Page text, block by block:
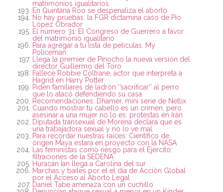
matrimonios igualitarios
En Quintana Roo se despenaliza el aborto
No hay pruebas: la FGR dictamina caso de Pío
López Obrador
El número 31: El Congreso de Guerrero a favor
del matrimonio igualitario
Para agregar a tu lista de películas: My
Policeman
Llega la premier de Pinocho la nueva versión del
director Guillermo del Toro
Fallece Robbie Coltrane, actor que interpreta a
Hagrid en Harry Potter
Piden familiares de ladrón ‘’sacrificar’’ al perro
que lo atacó defendiendo su casa
Recomendaciones: Dhamer, mini serie de Netlix
Cuando mostrar tu cabello es un crimen, pero
asesinar a una mujer no lo es: protestas en Irán
Diputada transexual de Morena declara que es
una trabajadora sexual y no lo ve mal
Para recordar nuestras raíces: Científico de
origen Maya estará en proyecto con la NASA
Las feministas como riesgo para el Ejército:
filtraciones de la SEDENA
Huracán Ian llega a Carolina del sur
Marchas y bailes por el el día de Acción Global
por el Acceso al Aborto Legal
Daniel Tabe amenaza con un cuchillo